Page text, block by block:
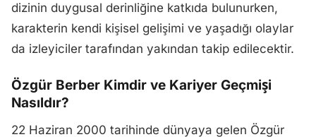
dizinin duygusal derinliğine katkıda bulunurken,
karakterin kendi kişisel gelişimi ve yaşadığı olaylar
da izleyiciler tarafından yakından takip edilecektir.
Özgür Berber Kimdir ve Kariyer Geçmişi
Nasıldır?
22 Haziran 2000 tarihinde dünyaya gelen Özgür